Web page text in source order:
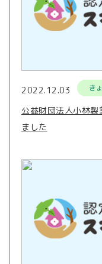
2022.12.03 き
公益財団法人小林
ました